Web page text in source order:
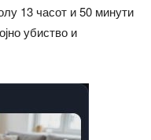
13 часот и 50 минути
убиство и